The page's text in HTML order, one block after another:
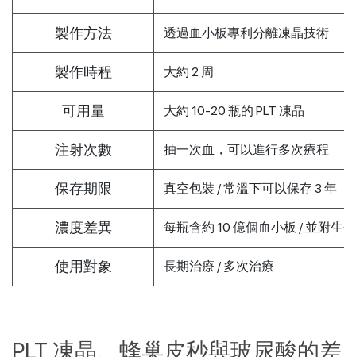
製作方法 透過血小板專利分離凍晶技術
製作時程 大約 2 周
可用量 大約 10-20 瓶的 PLT 凍晶
注射次數 抽一次血，可以進行多次療程
保存期限 真空包裝 / 常溫下可以保存 3 年
濃度差異 每瓶含約 10 億個血小板 / 並附生
使用對象 長期治療 / 多次治療
PLT 凍晶、蜂巢皮秒與玻尿酸的差